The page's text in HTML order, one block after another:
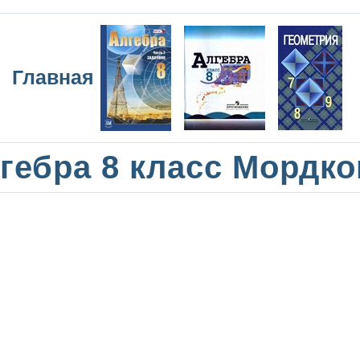
Главная
8 класс